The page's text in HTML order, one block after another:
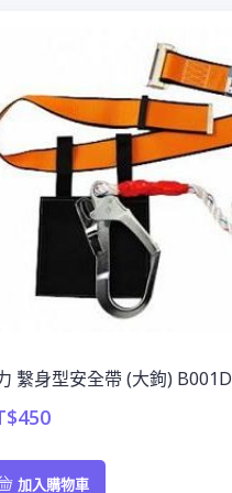
繫身型安全帶 (大鉤) B001D
450
加入購物車